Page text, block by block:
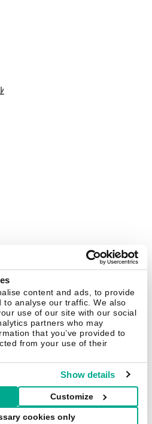
content and ads, to provide
to analyse our traffic. We also
use of our site with our social
partners who may
that you’ve provided to
from your use of their
Show details
Customize
cookies only
隐私策略
协议 B2B
11010102001169号
Blog 资源中心 新闻稿